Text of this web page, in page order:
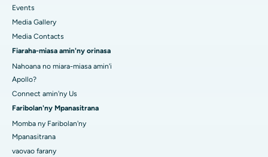
Events
Media Gallery
Media Contacts
Fiaraha-miasa amin'ny orinasa
Nahoana no miara-miasa amin'i
Apollo?
Connect amin'ny Us
Faribolan'ny Mpanasitrana
Momba ny Faribolan'ny
Mpanasitrana
vaovao farany